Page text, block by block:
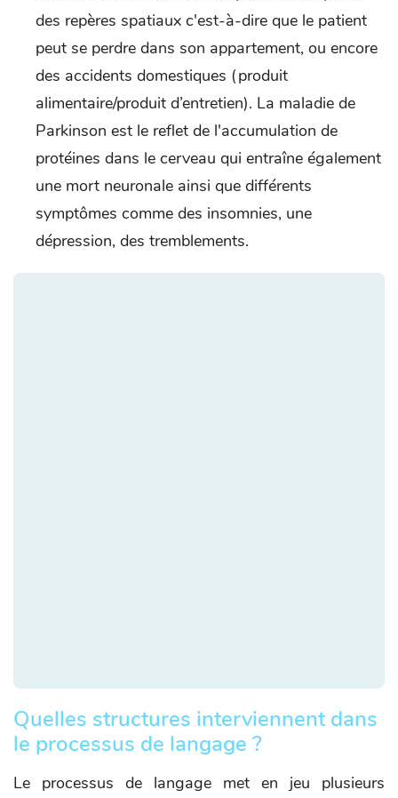
des repères spatiaux c'est-à-dire que le patient
peut se perdre dans son appartement, ou encore
des accidents domestiques (produit
alimentaire/produit d’entretien). La maladie de
Parkinson est le reflet de l'accumulation de
protéines dans le cerveau qui entraîne également
une mort neuronale ainsi que différents
symptômes comme des insomnies, une
dépression, des tremblements.
Quelles structures interviennent dans
le processus de langage ?
Le processus de langage met en jeu plusieurs